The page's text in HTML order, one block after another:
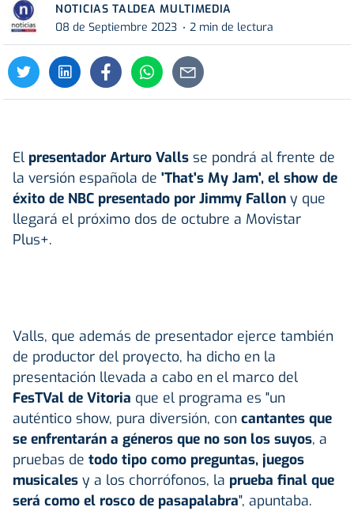
NOTICIAS TALDEA MULTIMEDIA
08 de Septiembre 2023
2 min de lectura
El presentador Arturo Valls se pondrá al frente de
la versión española de 'That's My Jam', el show de
éxito de NBC presentado por Jimmy Fallon y que
llegará el próximo dos de octubre a Movistar
Plus+.
Valls, que además de presentador ejerce también
de productor del proyecto, ha dicho en la
presentación llevada a cabo en el marco del
FesTVal de Vitoria que el programa es "un
auténtico show, pura diversión, con cantantes que
se enfrentarán a géneros que no son los suyos, a
pruebas de todo tipo como preguntas, juegos
musicales y a los chorrófonos, la prueba final que
será como el rosco de pasapalabra", apuntaba.